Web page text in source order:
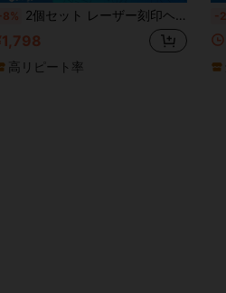
8% 2個セット レーザー刻印ヘアアクセサリーセット、パーソナライズ名入りクロークリップとヘアコーム、女性用ファッションアクリルグリッター名入りカスタマイズ大理石柄精巧なヘアコームとクロークリップ、ユニークなブライダルパーティーブライズメイドギフトカスタマイズブライズメイドヘアアクセサリーセット、バレンタインデーギフト、女性用ヘアアクセサリーギフト
高リピート率
-